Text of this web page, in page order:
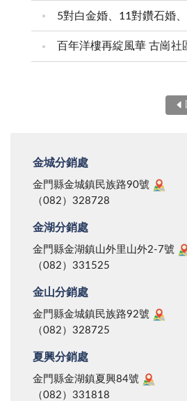
百年洋樓再綻風華 古崗社
金城分銷處
金門縣金城鎮民族路90號
（082）328728
金湖分銷處
金門縣金湖鎮山外里山外2-7號
（082）331525
金山分銷處
金門縣金城鎮民族路92號
（082）328725
夏興分銷處
金門縣金湖鎮夏興84號
（082）331818